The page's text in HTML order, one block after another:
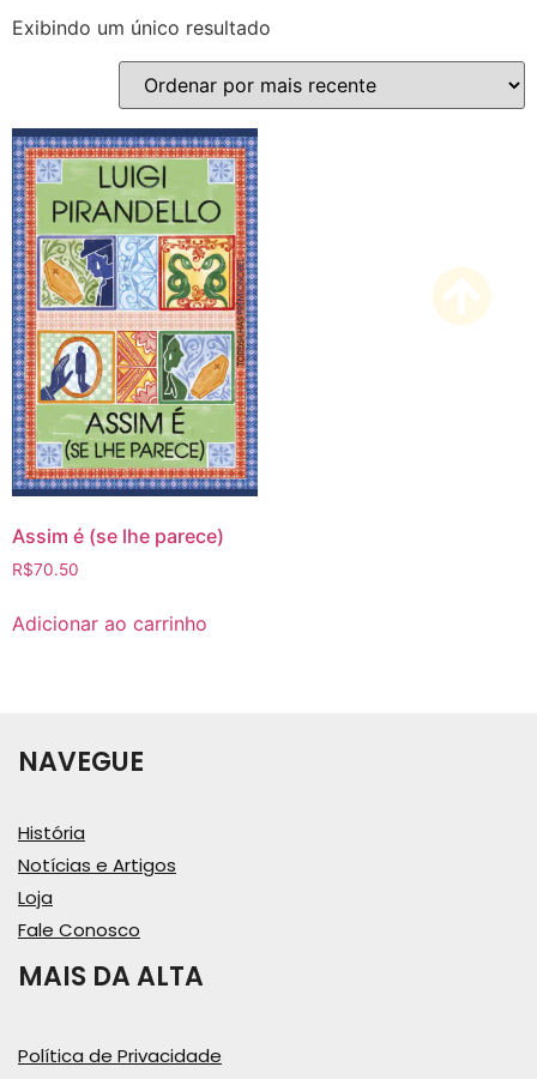
Exibindo um único resultado
Assim é (se lhe parece)
R$70.50
Adicionar ao carrinho
NAVEGUE
História
Notícias e Artigos
Loja
Fale Conosco
MAIS DA ALTA
Política de Privacidade